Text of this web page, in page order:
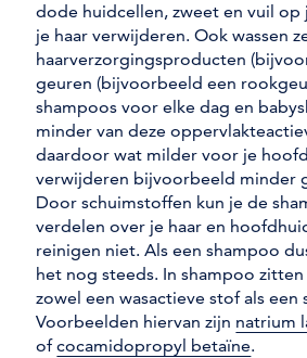
dode huidcellen, zweet en vuil
je haar verwijderen. Ook wassen
haarverzorgingsproducten
geuren (bijvoorbeeld een
shampoos voor elke dag en
minder van deze
daardoor wat milder voor je
verwijderen bijvoorbeeld minder
Door schuimstoffen kun je de
verdelen over je haar en
reinigen niet. Als een shampoo
het nog steeds. In shampoo
zowel een wasactieve stof als een
Voorbeelden hiervan zijn natrium
ofcocamidopropyl betaïne.